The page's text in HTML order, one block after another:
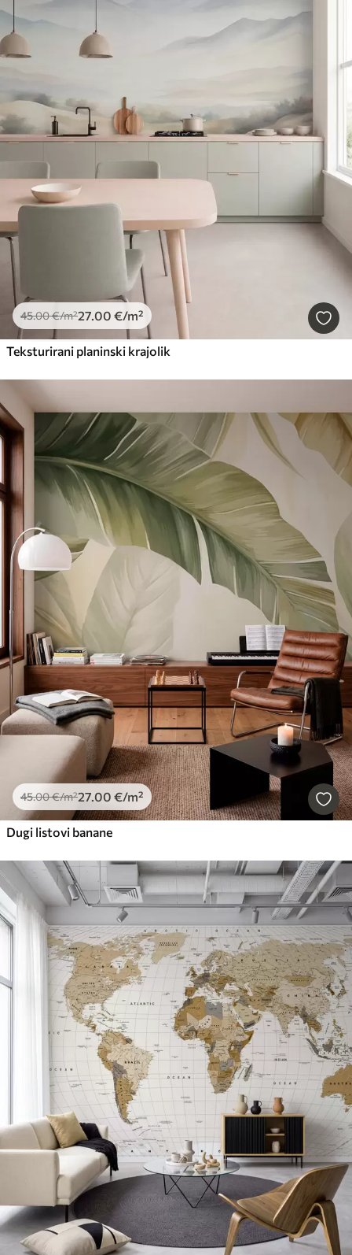
45.00€/m²27.00 €/m²
Teksturirani planinski krajolik
45.00€/m²27.00 €/m²
Dugi listovi banane